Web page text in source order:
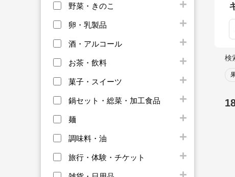
野菜・きのこ
卵・乳製品
酒・アルコール
お茶・飲料
菓子・スイーツ
鍋セット・総菜・加工食品
麺
調味料・油
旅行・体験・チケット
検